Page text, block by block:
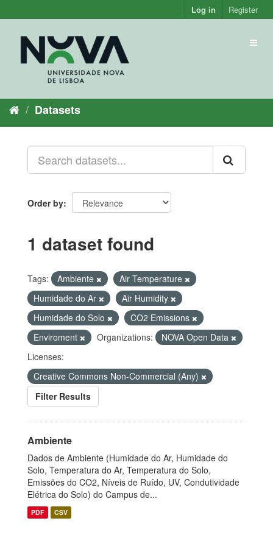
to
Log in Register
Datasets
Order by
1 dataset found
Tags: Ambiente
Air Temperature
Humidade do Ar
Air Humidity
Humidade do Solo
CO2 Emissions
Enviroment
Organizations:
NOVA Open Data
Licenses:
Creative Commons Non-Commercial (Any)
Filter Results
Ambiente
Dados de Ambiente (Humidade do Ar, Humidade do
Solo, Temperatura do Ar, Temperatura do Solo,
Emissões do CO2, Níveis de Ruído, UV, Condutividade
Elétrica do Solo) do Campus de...
PDF CSV